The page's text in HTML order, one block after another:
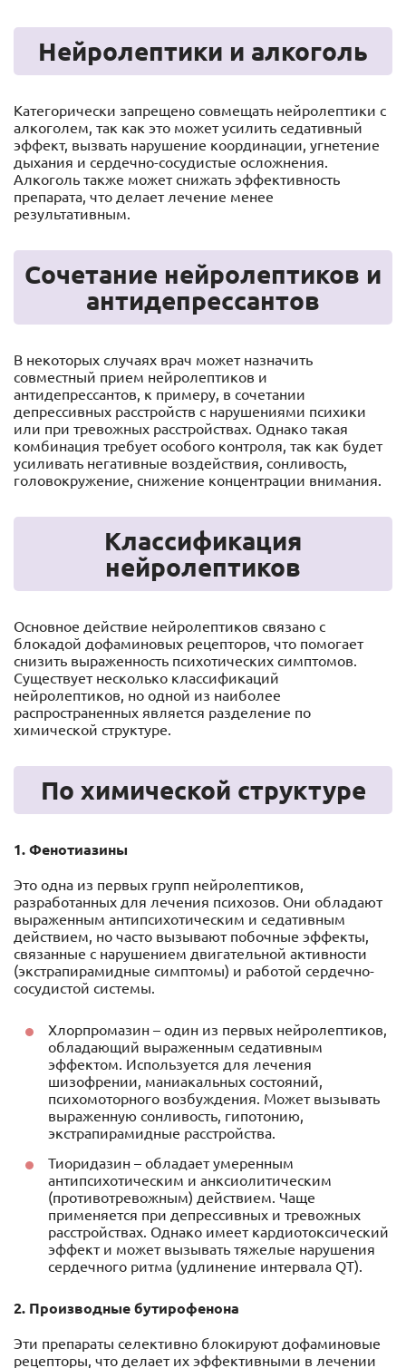
Нейролептики и алкоголь
Категорически запрещено совмещать нейролептики с
алкоголем, так как это может усилить седативный
эффект, вызвать нарушение координации, угнетение
дыхания и сердечно-сосудистые осложнения.
Алкоголь также может снижать эффективность
препарата, что делает лечение менее
результативным.
Сочетание нейролептиков и
антидепрессантов
В некоторых случаях врач может назначить
совместный прием нейролептиков и
антидепрессантов, к примеру, в сочетании
депрессивных расстройств с нарушениями психики
или при тревожных расстройствах. Однако такая
комбинация требует особого контроля, так как будет
усиливать негативные воздействия, сонливость,
головокружение, снижение концентрации внимания.
Классификация
нейролептиков
Основное действие нейролептиков связано с
блокадой дофаминовых рецепторов, что помогает
снизить выраженность психотических симптомов.
Существует несколько классификаций
нейролептиков, но одной из наиболее
распространенных является разделение по
химической структуре.
По химической структуре
1. Фенотиазины
Это одна из первых групп нейролептиков,
разработанных для лечения психозов. Они обладают
выраженным антипсихотическим и седативным
действием, но часто вызывают побочные эффекты,
связанные с нарушением двигательной активности
(экстрапирамидные симптомы) и работой сердечно-
сосудистой системы.
Хлорпромазин – один из первых нейролептиков,
обладающий выраженным седативным
эффектом. Используется для лечения
шизофрении, маниакальных состояний,
психомоторного возбуждения. Может вызывать
выраженную сонливость, гипотонию,
экстрапирамидные расстройства.
Тиоридазин – обладает умеренным
антипсихотическим и анксиолитическим
(противотревожным) действием. Чаще
применяется при депрессивных и тревожных
расстройствах. Однако имеет кардиотоксический
эффект и может вызывать тяжелые нарушения
сердечного ритма (удлинение интервала QT).
2. Производные бутирофенона
Эти препараты селективно блокируют дофаминовые
рецепторы, что делает их эффективными в лечении